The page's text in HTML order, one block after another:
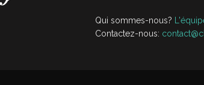
Qui sommes-nous?
Contactez-nous: